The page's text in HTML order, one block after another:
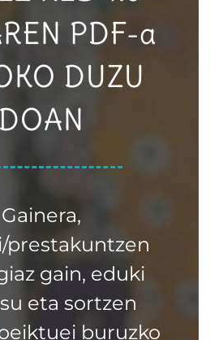
PDF-a
DUZU
DOAN
Gainera,
prestakuntzen
gain, eduki
eta sortzen
buruzko